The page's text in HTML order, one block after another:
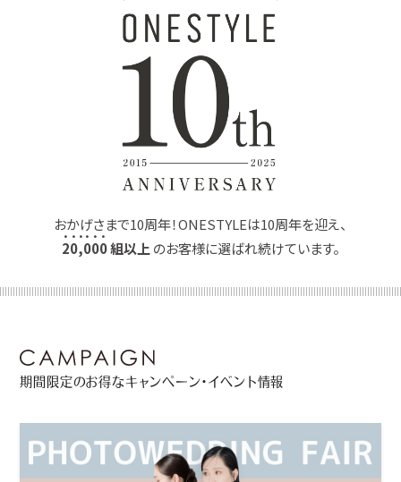
おかげさまで10周年！ONESTYLEは10周年を迎え、
20,000組以上 のお客様に選ばれ続けています。
期間限定のお得なキャンペーン・イベント情報